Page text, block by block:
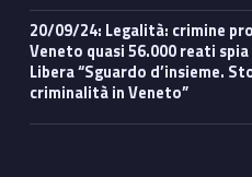
20/09/24: Legalità: crimine proliferato in pandemia, in
Veneto quasi 56.000 reati
Libera “Sguardo d’insieme.
criminalità in Veneto”